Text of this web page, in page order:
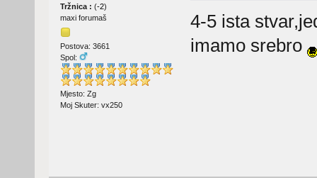
Tržnica : (-2)
maxi forumaš
Postova: 3661
Spol:
Mjesto: Zg
Moj Skuter: vx250
4-5 ista
imamo srebro